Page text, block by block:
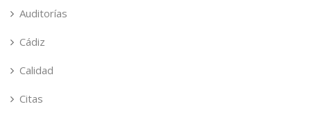
Auditorías
Cádiz
Calidad
Citas